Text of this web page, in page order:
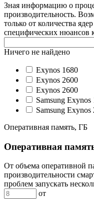
Зная информацию о
производительность.
только от количества
специфических нюансов
Ничего не найдено
Exynos 1680
Exynos 2600
Exynos 2600
Samsung Exynos
Samsung Exynos
Оперативная память, ГБ
Оперативная
От объема оперативной
производительности
проблем запускать
от